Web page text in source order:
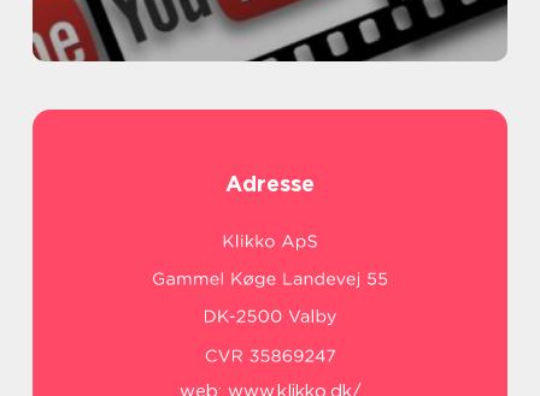
Adresse
web: www.klikko.dk/